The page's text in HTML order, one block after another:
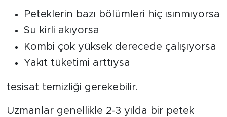
Peteklerin bazı bölümleri hiç ısınmıyorsa
Su kirli akıyorsa
Kombi çok yüksek derecede çalışıyorsa
Yakıt tüketimi arttıysa
tesisat temizliği gerekebilir.
Uzmanlar genellikle 2-3 yılda bir petek